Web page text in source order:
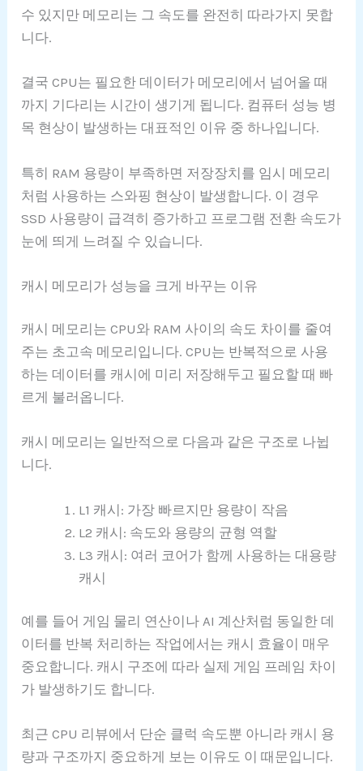
수 있지만 메모리는 그 속도를 완전히 따라가지 못합
니다.
결국 CPU는 필요한 데이터가 메모리에서 넘어올 때
까지 기다리는 시간이 생기게 됩니다. 컴퓨터 성능 병
목 현상이 발생하는 대표적인 이유 중 하나입니다.
특히 RAM 용량이 부족하면 저장장치를 임시 메모리
처럼 사용하는 스와핑 현상이 발생합니다. 이 경우
SSD 사용량이 급격히 증가하고 프로그램 전환 속도가
눈에 띄게 느려질 수 있습니다.
캐시 메모리가 성능을 크게 바꾸는 이유
캐시 메모리는 CPU와 RAM 사이의 속도 차이를 줄여
주는 초고속 메모리입니다. CPU는 반복적으로 사용
하는 데이터를 캐시에 미리 저장해두고 필요할 때 빠
르게 불러옵니다.
캐시 메모리는 일반적으로 다음과 같은 구조로 나뉩
니다.
L1 캐시: 가장 빠르지만 용량이 작음
L2 캐시: 속도와 용량의 균형 역할
L3 캐시: 여러 코어가 함께 사용하는 대용량
캐시
예를 들어 게임 물리 연산이나 AI 계산처럼 동일한 데
이터를 반복 처리하는 작업에서는 캐시 효율이 매우
중요합니다. 캐시 구조에 따라 실제 게임 프레임 차이
가 발생하기도 합니다.
최근 CPU 리뷰에서 단순 클럭 속도뿐 아니라 캐시 용
량과 구조까지 중요하게 보는 이유도 이 때문입니다.